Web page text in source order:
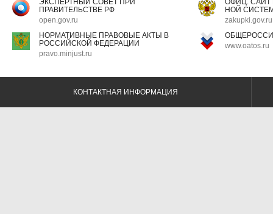
ПРАВИТЕЛЬСТВЕ РФ
open.gov.ru
НОЙ
zakupki.gov.ru
НОРМАТИВНЫЕ ПРАВОВЫЕ АКТЫ В
РОССИЙСКОЙ ФЕДЕРАЦИИ
pravo.minjust.ru
www.oatos.ru
КОНТАКТНАЯ ИНФОРМАЦИЯ